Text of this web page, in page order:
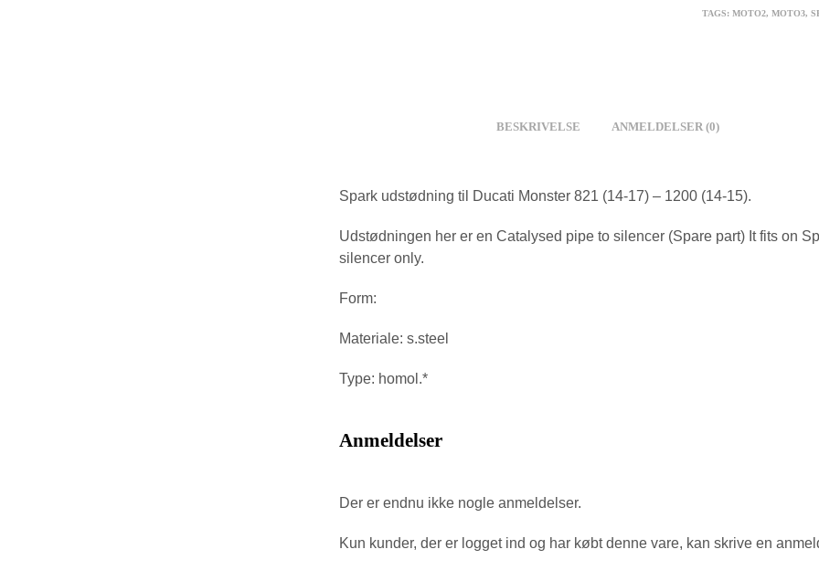
TAGS:MOTO2,MOTO3,
BESKRIVELSE ANMELDELSER (0)
Spark udstødning til Ducati Monster 821 (14-17) – 1200 (14-15).
Udstødningen her er en Catalysed pipe to silencer (Spare part) It fits on
silencer only.
Form:
Materiale: s.steel
Type: homol.*
Anmeldelser
Der er endnu ikke nogle anmeldelser.
Kun kunder, der er logget ind og har købt denne vare, kan skrive en